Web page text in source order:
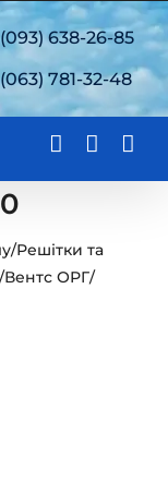
(093) 638-26-85
(063) 781-32-48
/Решітки та
/Вентс ОРГ/